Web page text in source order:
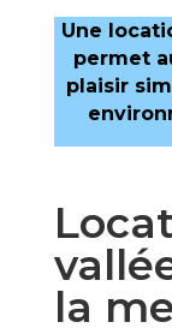
Une
permet
plaisir
la